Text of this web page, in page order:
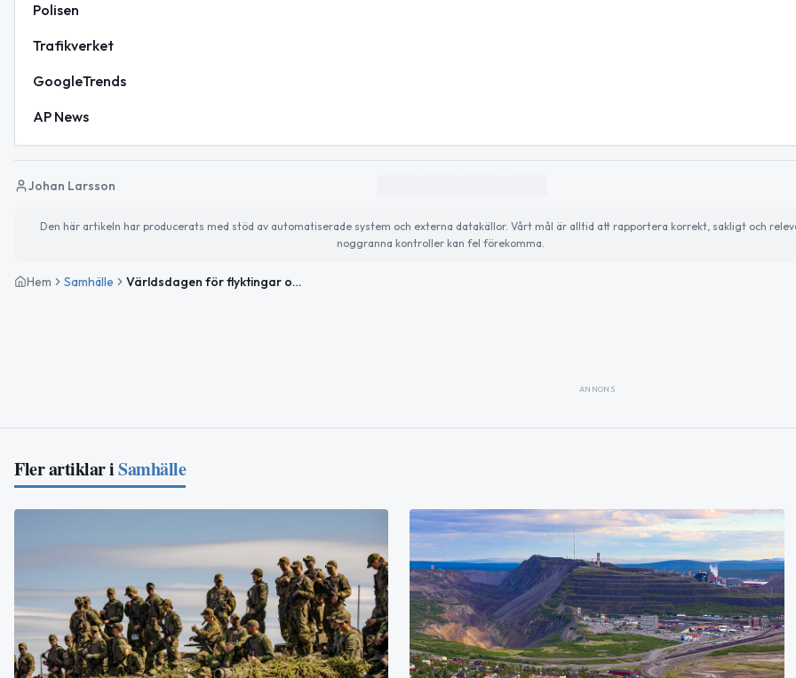
Polisen
Trafikverket
GoogleTrends
AP News
Johan Larsson
Den här artikeln har producerats med stöd av automatiserade system och externa datakällor. Vårt mål är alltid att rapportera korrekt, sakligt och
noggranna kontroller kan fel förekomma.
Hem Samhälle Världsdagen för flyktingar och aktuella händelser i Kiruna
ANNONS
Fler artiklar iSamhälle